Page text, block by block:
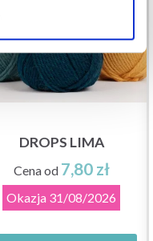
DROPS LIMA
Cena od 7,80 zł
Okazja 31/08/2026